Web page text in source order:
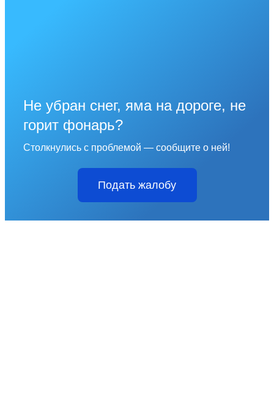
Не убран снег, яма на дороге, не
горит фонарь?
Столкнулись с проблемой — сообщите о ней!
Подать жалобу